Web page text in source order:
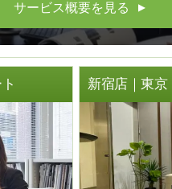
サービス概要を見る ▲
新宿店｜東